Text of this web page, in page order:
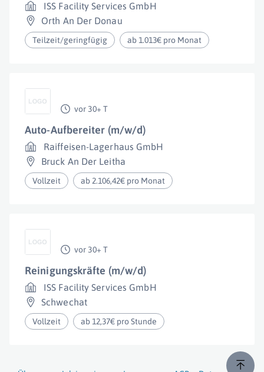
ISS Facility Services GmbH
Orth An Der Donau
Teilzeit/geringfügig ab 1.013€ pro Monat
vor 30+ T
Auto-Aufbereiter (m/w/d)
Raiffeisen-Lagerhaus GmbH
Bruck An Der Leitha
Vollzeit ab 2.106,42€ pro Monat
vor 30+ T
Reinigungskräfte (m/w/d)
ISS Facility Services GmbH
Schwechat
Vollzeit ab 12,37€ pro Stunde